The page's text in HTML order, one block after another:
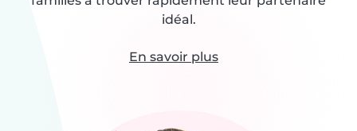
idéal.
En savoir plus